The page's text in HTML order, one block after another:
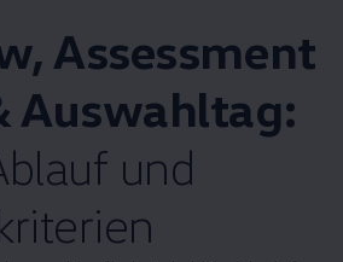
Assessment
Auswahltag:
und